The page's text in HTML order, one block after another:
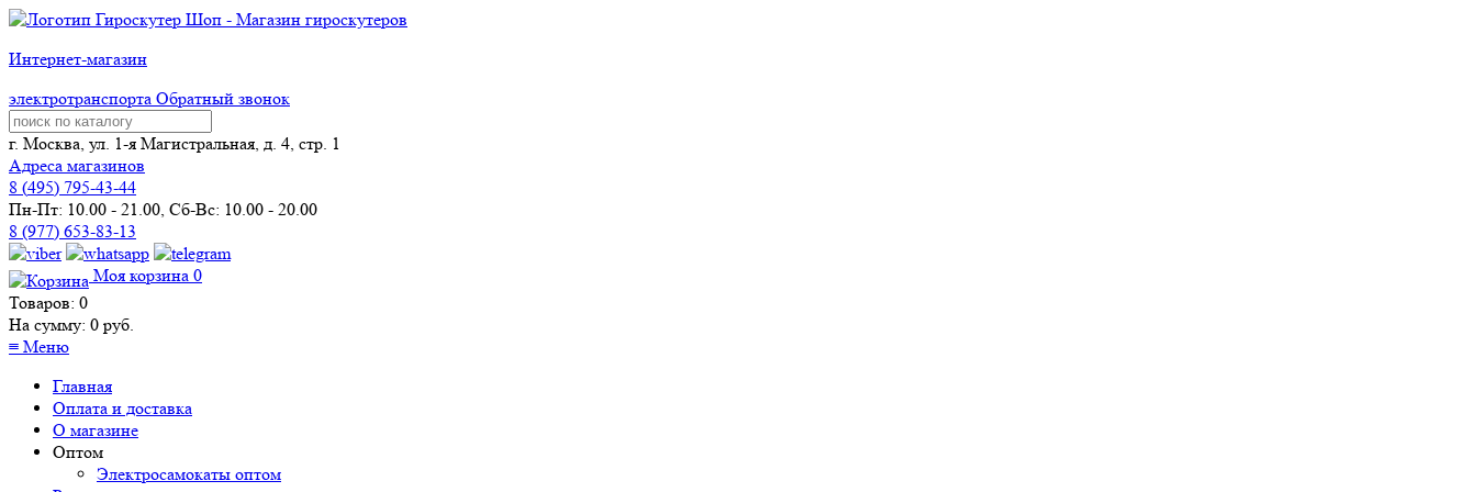
Интернет-магазин
электротранспорта Обратный звонок
г. Москва, ул. 1-я Магистральная, д. 4, стр. 1
Адреса магазинов
8 (495) 795-43-44
Пн-Пт: 10.00 - 21.00, Сб-Вс: 10.00 - 20.00
8 (977) 653-83-13
Моя корзина 0
Товаров: 0
На сумму: 0 руб.
≡ Меню
Главная
Оплата и доставка
О магазине
Оптом
Электросамокаты оптом